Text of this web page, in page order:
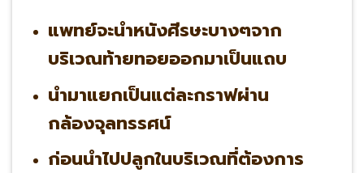
แพทย์จะนำหนังศีรษะบางๆจาก
บริเวณท้ายทอยออกมาเป็นแถบ
นำมาแยกเป็นแต่ละกราฟผ่าน
กล้องจุลทรรศน์
ก่อนนำไปปลูกในบริเวณที่ต้องการ